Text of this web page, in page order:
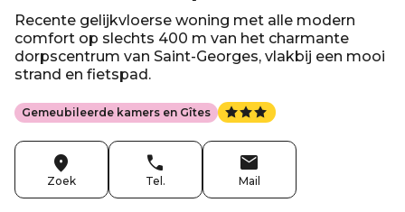
Recente gelijkvloerse woning met alle modern
comfort op slechts 400 m van het charmante
dorpscentrum van Saint-Georges, vlakbij een mooi
strand en fietspad.
Gemeubileerde kamers en Gîtes
Zoek Tel. Mail